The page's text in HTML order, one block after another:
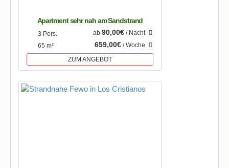
Apartment sehr nah am Sandstrand
3 Pers.
65 m²
ab 90,00€/ Nacht
659,00€/ Woche
ZUM ANGEBOT